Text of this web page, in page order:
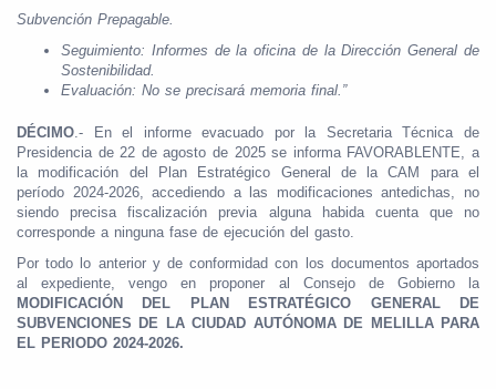
Subvención Prepagable.
Seguimiento: Informes de la oficina de la Dirección General de
Sostenibilidad.
Evaluación: No se precisará memoria final.”
DÉCIMO.- En el informe evacuado por la Secretaria Técnica de
Presidencia de 22 de agosto de 2025 se informa FAVORABLENTE, a
la modificación del Plan Estratégico General de la CAM para el
período 2024-2026, accediendo a las modificaciones antedichas, no
siendo precisa fiscalización previa alguna habida cuenta que no
corresponde a ninguna fase de ejecución del gasto.
Por todo lo anterior y de conformidad con los documentos aportados
al expediente, vengo en proponer al Consejo de Gobierno la
MODIFICACIÓN DEL PLAN ESTRATÉGICO GENERAL DE
SUBVENCIONES DE LA CIUDAD AUTÓNOMA DE MELILLA PARA
EL PERIODO 2024-2026.